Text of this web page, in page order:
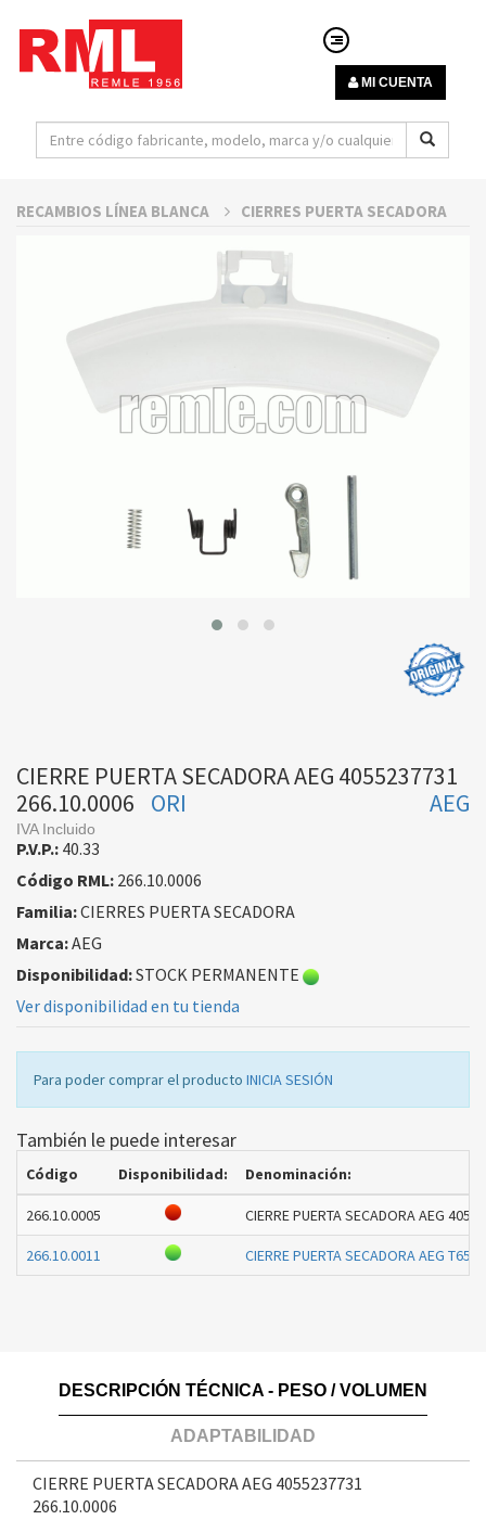
MI CUENTA
RECAMBIOS LÍNEA BLANCA CIERRES PUERTA SECADORA
CIERRE PUERTA SECADORA AEG 4055237731
266.10.0006
AEG
ORI
IVA Incluido
P.V.P.: 40.33
Código RML: 266.10.0006
Familia:CIERRES PUERTA SECADORA
Marca:AEG
Disponibilidad:STOCK PERMANENTE
Ver disponibilidad en tu tienda
Para poder comprar el producto INICIA SESIÓN
También le puede interesar
Código Disponibilidad: Denominación:
266.10.0005 CIERRE PUERTA SECADORA AEG
266.10.0011 CIERRE PUERTA SECADORA AEG
DESCRIPCIÓN TÉCNICA - PESO / VOLUMEN
ADAPTABILIDAD
CIERRE PUERTA SECADORA AEG 4055237731
266.10.0006